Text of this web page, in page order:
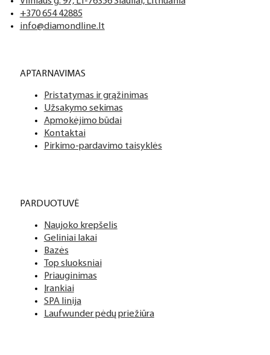
Mes siūlome tik aukščiausios kokybės produktus nagams,
Platus prekių katalogas
Turime daugiau nei 3000 produktų visiems Jūsų poreikiams
PDF katalogas
Vilniaus g. 97, LT-76356 Šiauliai, Lithuania
+370 654 42885
Pristatymas ir grąžinimas
Užsakymo sekimas
Apmokėjimo būdai
Kontaktai
Naujoko krepšelis
Geliniai lakai
Bazės
Top sluoksniai
Priauginimas
Įrankiai
SPA linija